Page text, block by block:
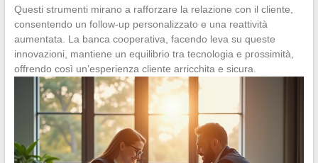
Questi strumenti mirano a rafforzare la relazione con il cliente,
consentendo un follow-up personalizzato e una reattività
aumentata. La banca cooperativa, facendo leva su queste
innovazioni, mantiene un equilibrio tra tecnologia e prossimità,
offrendo così un’esperienza cliente arricchita e sicura.